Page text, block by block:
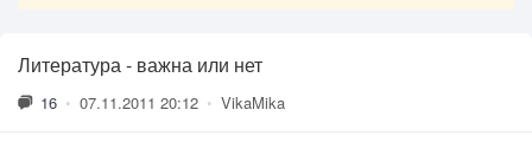
Литература - важна или нет
16 • 07.11.2011 20:12 • VikaMika